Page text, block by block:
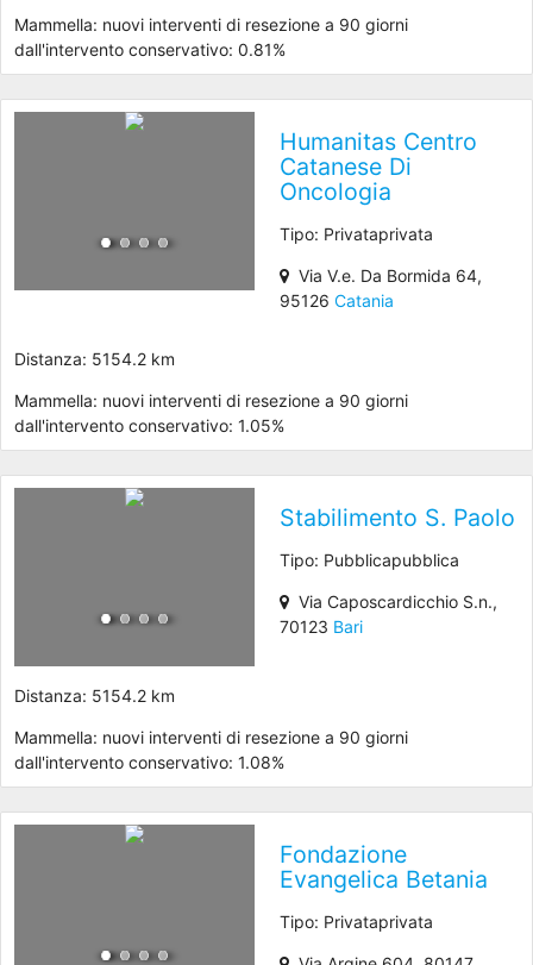
Mammella: nuovi interventi di resezione a 90 giorni
dall'intervento conservativo: 0.81%
Humanitas Centro
Catanese Di
Oncologia
Tipo: Privataprivata
Via V.e. Da Bormida 64,
95126 Catania
Distanza: 5154.2 km
Mammella: nuovi interventi di resezione a 90 giorni
dall'intervento conservativo: 1.05%
Stabilimento S. Paolo
Tipo: Pubblicapubblica
Via Caposcardicchio S.n.,
70123 Bari
Distanza: 5154.2 km
Mammella: nuovi interventi di resezione a 90 giorni
dall'intervento conservativo: 1.08%
Fondazione
Evangelica Betania
Tipo: Privataprivata